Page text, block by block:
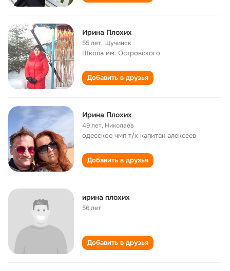
Ирина Плохих
55 лет, Щучинск
Школа им. Островского
Добавить в друзья
Ирина Плохих
49 лет, Николаев
одесское чмп т/х капитан алексеев
Добавить в друзья
ирина плохих
56 лет
Добавить в друзья